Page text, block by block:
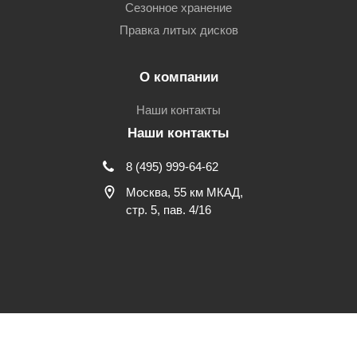
Сезонное хранение
Правка литых дисков
О компании
Наши контакты
Наши контакты
8 (495) 999-64-62
Москва, 55 км МКАД,
стр. 5, пав. 4/16